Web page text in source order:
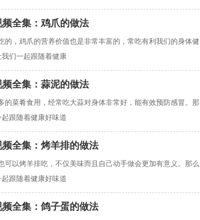
全集：鸡爪的做法
，鸡爪的营养价值也是非常丰富的，常吃有利我们的身体健
们一起跟随着健康
全集：蒜泥的做法
菜肴食用，经常吃大蒜对身体非常好，能有效预防感冒。那
跟随着健康好味道
全集：烤羊排的做法
以烤羊排吃，不仅美味而且自己动手做会更加有意义。那么
跟随着健康好味道
全集：鸽子蛋的做法